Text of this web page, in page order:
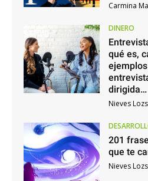
Carmina
DINERO
qué es,
dirigida…
Nieves
201
que te
Nieves